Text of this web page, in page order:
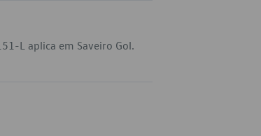
L aplica em Saveiro Gol.